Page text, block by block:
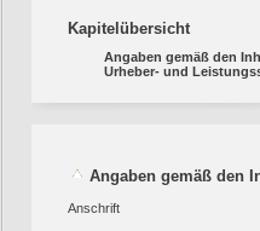
Kapitelübersicht
Angaben gemäß den
Urheber- und
Angaben gemäß den
Anschrift